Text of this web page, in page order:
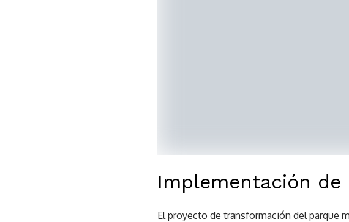
Implementación
El proyecto de transformación del parque